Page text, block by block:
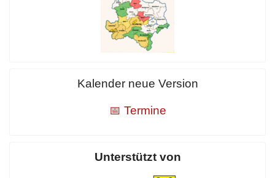
Kalender neue Version
📅 Termine
Unterstützt von